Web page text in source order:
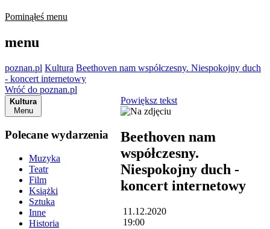
Pominąłeś menu
menu
poznan.pl Kultura Beethoven nam współczesny. Niespokojny duch
- koncert internetowy
Wróć do poznan.pl
Kultura
Menu
Polecane wydarzenia
Muzyka
Teatr
Film
Książki
Sztuka
Inne
Historia
Powiększ tekst
Beethoven nam
współczesny.
Niespokojny duch -
koncert internetowy
11.12.2020
19:00